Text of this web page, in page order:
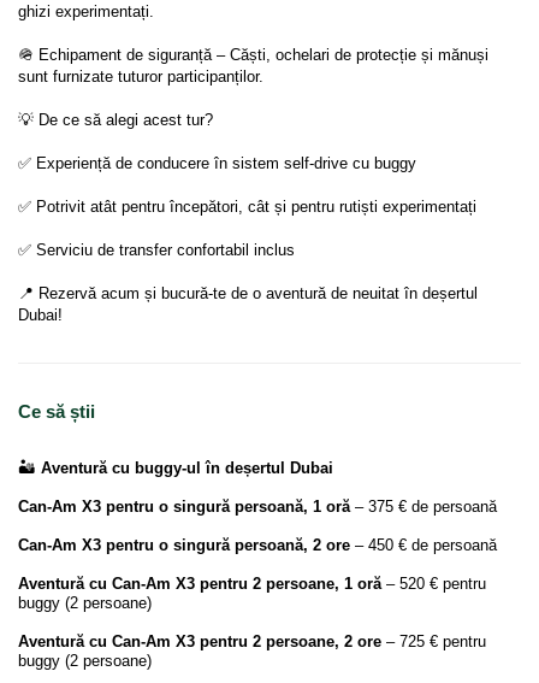
ghizi experimentați.
🪖 Echipament de siguranță – Căști, ochelari de protecție și mănuși
sunt furnizate tuturor participanților.
💡 De ce să alegi acest tur?
✅ Experiență de conducere în sistem self-drive cu buggy
✅ Potrivit atât pentru începători, cât și pentru rutiști experimentați
✅ Serviciu de transfer confortabil inclus
📍 Rezervă acum și bucură-te de o aventură de neuitat în deșertul
Dubai!
Ce să știi
🏜️ Aventură cu buggy-ul în deșertul Dubai
Can-Am X3 pentru o singură persoană, 1 oră– 375 € de persoană
Can-Am X3 pentru o singură persoană, 2 ore – 450 € de persoană
Aventură cu Can-Am X3 pentru 2 persoane, 1 oră– 520 € pentru
buggy (2 persoane)
Aventură cu Can-Am X3 pentru 2 persoane, 2 ore – 725 € pentru
buggy (2 persoane)